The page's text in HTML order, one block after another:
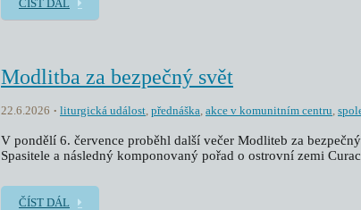
ČÍST DÁL
Modlitba za bezpečný svět
22.6.2026 liturgická událost, přednáška, akce v komunitním centru,
V pondělí 6. července proběhl další večer Modliteb za
Spasitele a následný komponovaný pořad o ostrovní zemi
ČÍST DÁL